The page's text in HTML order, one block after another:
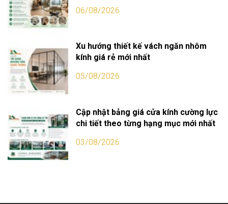
06/08/2026
Xu hướng thiết kế vách ngăn nhôm
kính giá rẻ mới nhất
05/08/2026
Cập nhật bảng giá cửa kính cường lực
chi tiết theo từng hạng mục mới nhất
03/08/2026